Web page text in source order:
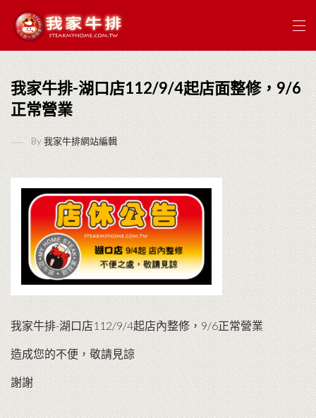
我家牛排-湖口店112/9/4起店面整修，9/6
正常營業
By我家牛排網站編輯
我家牛排-湖口店112/9/4起店內整修，9/6正常營業
造成您的不便，敬請見諒
謝謝